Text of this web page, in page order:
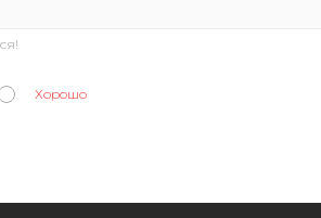
Хорошо